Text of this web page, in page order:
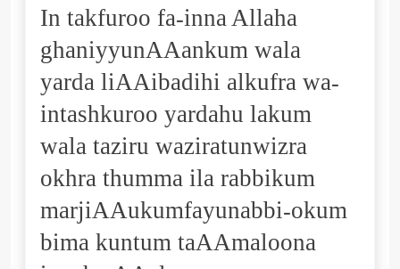
In takfuroo fa-inna Allaha
ghaniyyunAAankum wala
yarda liAAibadihi alkufra wa-
intashkuroo yardahu lakum
wala taziru waziratunwizra
okhra thumma ila rabbikum
marjiAAukumfayunabbi-okum
bima kuntum taAAmaloona